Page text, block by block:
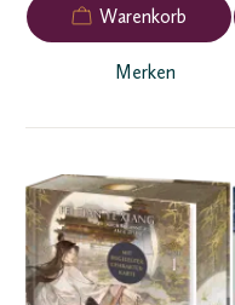
Merken